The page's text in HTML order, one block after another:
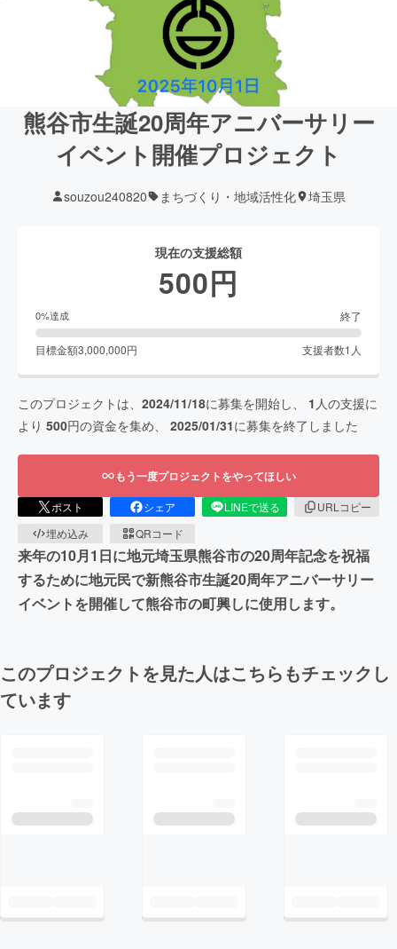
熊谷市生誕20周年アニバーサリー
イベント開催プロジェクト
souzou240820 まちづくり・地域活性化 埼玉県
現在の支援総額
500円
0%達成 終了
目標金額3,000,000円 支援者数1 人
このプロジェクトは、 2024/11/18に募集を開始し、 1 人の支援に
より 500円の資金を集め、 2025/01/31に募集を終了しました
もう一度プロジェクトをやってほしい
ポスト シェア LINEで送る
URLコピー
埋め込み
QRコード
来年の10月1日に地元埼玉県熊谷市の20周年記念を祝福
するために地元民で新熊谷市生誕20周年アニバーサリー
イベントを開催して熊谷市の町興しに使用します。
このプロジェクトを見た人はこちらもチェックし
ています